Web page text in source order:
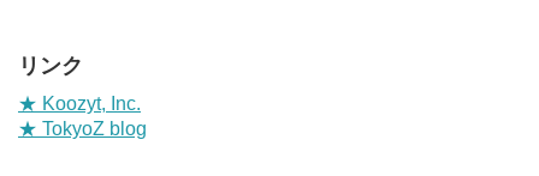
リンク
★ Koozyt, Inc.
★ TokyoZ blog